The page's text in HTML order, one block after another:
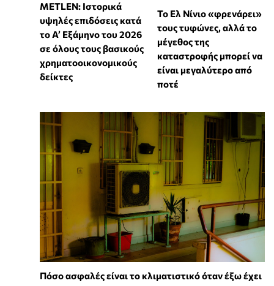
METLEN: Ιστορικά
υψηλές επιδόσεις κατά
το Α’ Εξάμηνο του 2026
σε όλους τους βασικούς
χρηματοοικονομικούς
δείκτες
Το Ελ Νίνιο «φρενάρει»
τους τυφώνες, αλλά το
μέγεθος της
καταστροφής μπορεί να
είναι μεγαλύτερο από
ποτέ
Πόσο ασφαλές είναι το κλιματιστικό όταν έξω έχει